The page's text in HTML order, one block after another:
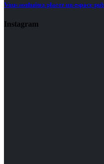
Vous souhaitez placer un espace
Instagram